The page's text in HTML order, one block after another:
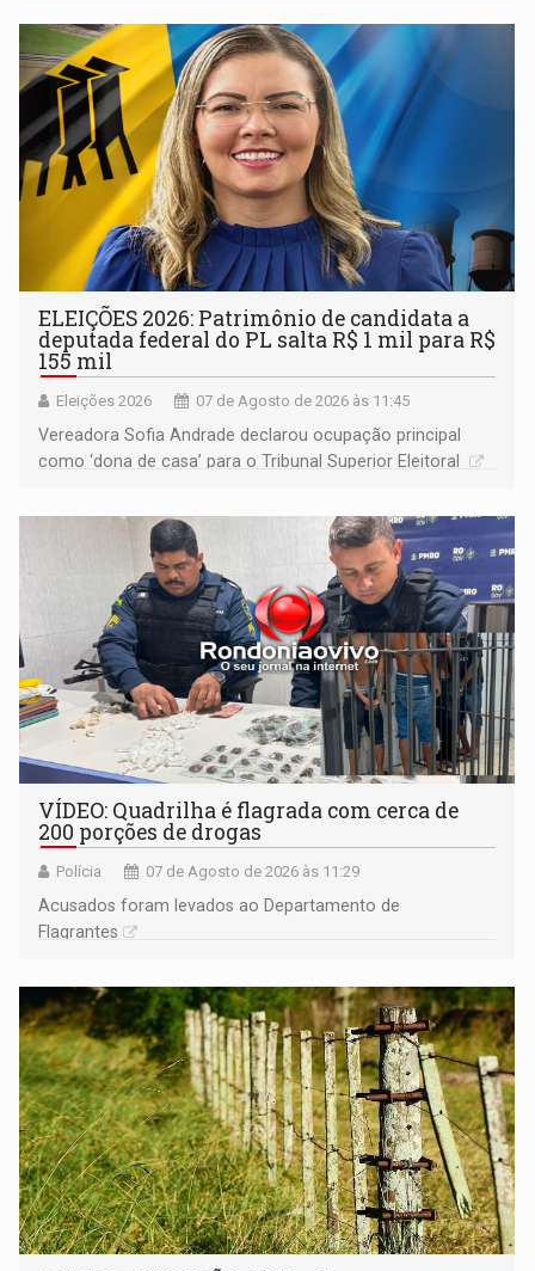
ELEIÇÕES 2026: Patrimônio de candidata a
deputada federal do PL salta R$ 1 mil para R$
155 mil
Eleições 2026 07 de Agosto de 2026 às 11:45
Vereadora Sofia Andrade declarou ocupação principal
como ‘dona de casa’ para o Tribunal Superior Eleitoral
VÍDEO: Quadrilha é flagrada com cerca de
200 porções de drogas
Polícia 07 de Agosto de 2026 às 11:29
Acusados foram levados ao Departamento de
Flagrantes